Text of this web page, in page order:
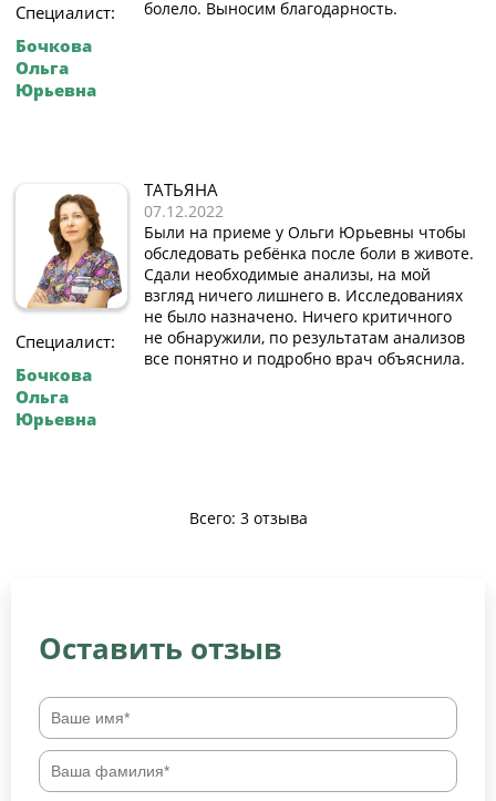
Специалист:
Бочкова
Ольга
Юрьевна
болело. Выносим благодарность.
Специалист:
Бочкова
Ольга
Юрьевна
ТАТЬЯНА
07.12.2022
Были на приеме у Ольги Юрьевны чтобы
обследовать ребёнка после боли в животе.
Сдали необходимые анализы, на мой
взгляд ничего лишнего в. Исследованиях
не было назначено. Ничего критичного
не обнаружили, по результатам анализов
все понятно и подробно врач объяснила.
Всего: 3 отзыва
Оставить отзыв